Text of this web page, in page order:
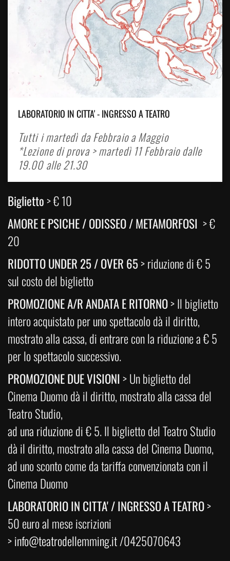
LABORATORIO IN CITTA' - INGRESSO A TEATRO
Tutti i martedì da Febbraio a Maggio
*Lezione di prova > martedì 11 Febbraio dalle
19.00 alle 21.30
Biglietto> € 10
AMORE E PSICHE / ODISSEO / METAMORFOSI > €
20
RIDOTTO UNDER 25 / OVER 65> riduzione di € 5
sul costo del biglietto
PROMOZIONE A/R ANDATA E RITORNO> Il biglietto
intero acquistato per uno spettacolo dà il diritto,
mostrato alla cassa, di entrare con la riduzione a € 5
per lo spettacolo successivo.
PROMOZIONE DUE VISIONI> Un biglietto del
Cinema Duomo dà il diritto, mostrato alla cassa del
Teatro Studio,
ad una riduzione di € 5. Il biglietto del Teatro Studio
dà il diritto, mostrato alla cassa del Cinema Duomo,
ad uno sconto come da tariffa convenzionata con il
Cinema Duomo
LABORATORIO IN CITTA' / INGRESSO A TEATRO>
50 euro al mese iscrizioni
>info@teatrodellemming.it/0425070643